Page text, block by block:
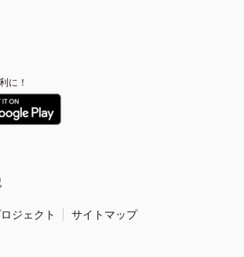
に！
ジェクト サイトマップ